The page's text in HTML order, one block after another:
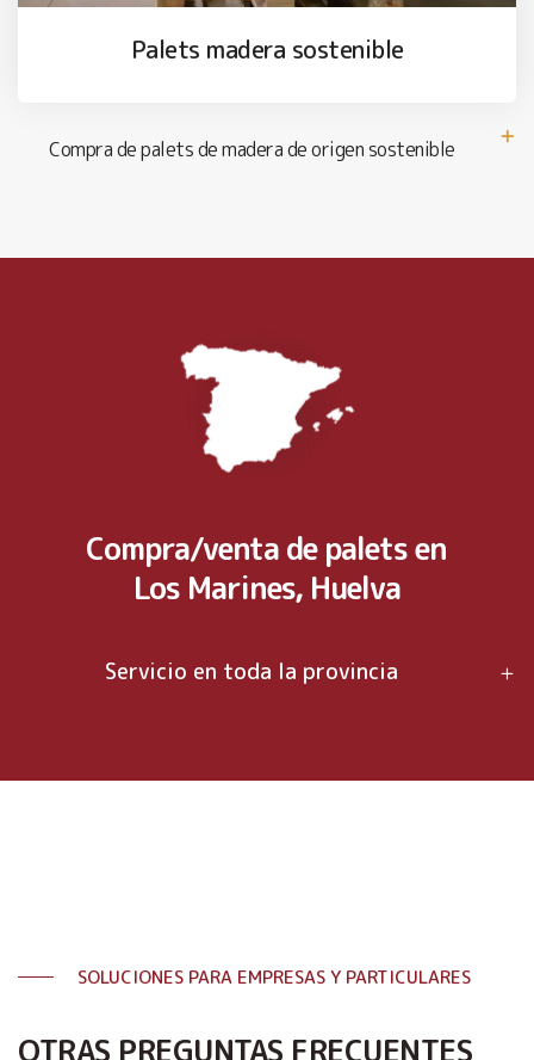
Palets madera sostenible
Compra de palets de madera de origen sostenible
Compra/venta de palets en
Los Marines, Huelva
Servicio en toda la provincia
SOLUCIONES PARA EMPRESAS Y PARTICULARES
OTRAS PREGUNTAS FRECUENTES